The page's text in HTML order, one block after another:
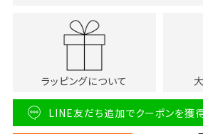
ラッピングについて
LINE友だち追加でクーポンを獲